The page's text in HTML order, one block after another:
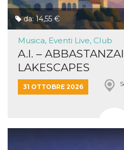
da: 14,55 €
Musica, Eventi Live, Club
A.I. –
LAKESCAPES
31 OTTOBRE 2026